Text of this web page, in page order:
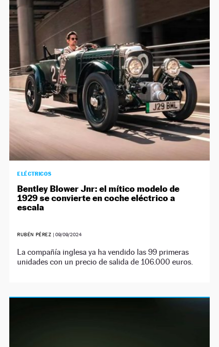
ELÉCTRICOS
Bentley Blower Jnr: el mítico modelo de
1929 se convierte en coche eléctrico a
escala
RUBÉN PÉREZ |09/09/2024
La compañía inglesa ya ha vendido las 99 primeras
unidades con un precio de salida de 106.000 euros.